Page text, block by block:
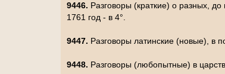
9446. Разговоры (краткие) о разных,
1761 год - в 4°.
9447. Разговоры латинские (новые), в
9448. Разговоры (любопытные) в